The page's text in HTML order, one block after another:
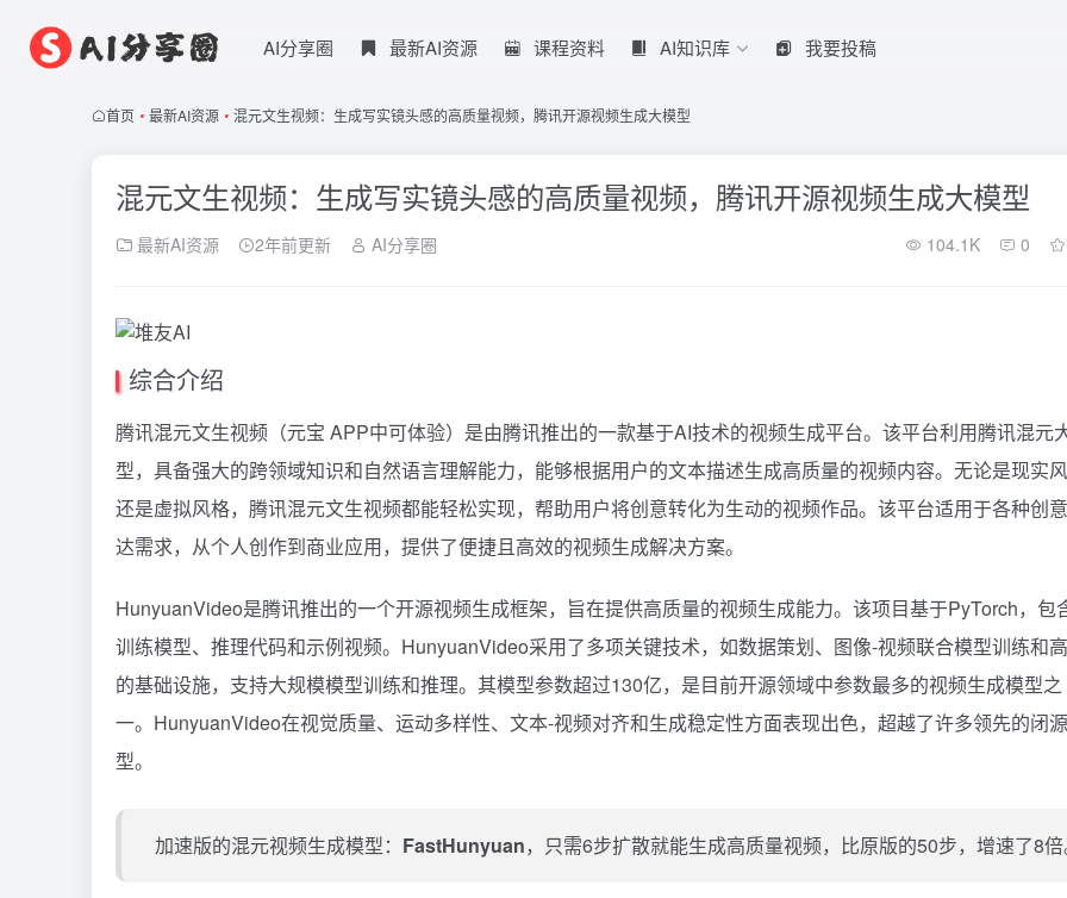
AI分享圈 最新AI资源 课程资料 AI知识库 我要投稿
首页 • 最新AI资源 • 混元文生视频：生成写实镜头感的高质量视频，腾讯开源视频生成大模型
混元文生视频：生成写实镜头感的高质量视频，腾讯开源视频生成大模型
最新AI资源 2年前更新 AI分享圈 104.1K 0
综合介绍
腾讯混元文生视频（元宝 APP中可体验）是由腾讯推出的一款基于AI技术的视频生成平台。该平台利用腾讯混元
型，具备强大的跨领域知识和自然语言理解能力，能够根据用户的文本描述生成高质量的视频内容。无论是现实
还是虚拟风格，腾讯混元文生视频都能轻松实现，帮助用户将创意转化为生动的视频作品。该平台适用于各种创
达需求，从个人创作到商业应用，提供了便捷且高效的视频生成解决方案。
HunyuanVideo是腾讯推出的一个开源视频生成框架，旨在提供高质量的视频生成能力。该项目基于PyTorch，包
训练模型、推理代码和示例视频。HunyuanVideo采用了多项关键技术，如数据策划、图像-视频联合模型训练和
的基础设施，支持大规模模型训练和推理。其模型参数超过130亿，是目前开源领域中参数最多的视频生成模型之
一。HunyuanVideo在视觉质量、运动多样性、文本-视频对齐和生成稳定性方面表现出色，超越了许多领先的闭
型。
加速版的混元视频生成模型： FastHunyuan，只需6步扩散就能生成高质量视频，比原版的50步，增速了8